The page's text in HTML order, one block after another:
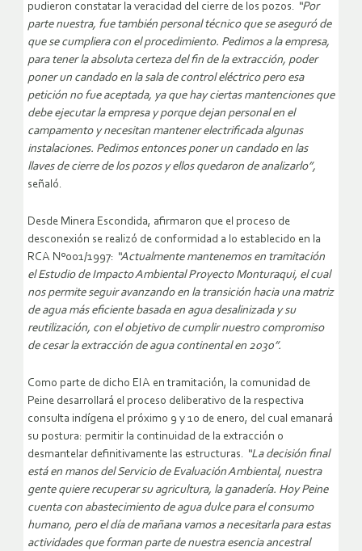
pudieron constatar la veracidad del cierre de los pozos. “Por
parte nuestra, fue también personal técnico que se aseguró de
que se cumpliera con el procedimiento. Pedimos a la empresa,
para tener la absoluta certeza del fin de la extracción, poder
poner un candado en la sala de control eléctrico pero esa
petición no fue aceptada, ya que hay ciertas mantenciones que
debe ejecutar la empresa y porque dejan personal en el
campamento y necesitan mantener electrificada algunas
instalaciones. Pedimos entonces poner un candado en las
llaves de cierre de los pozos y ellos quedaron de analizarlo”,
señaló.
Desde Minera Escondida, afirmaron que el proceso de
desconexión se realizó de conformidad a lo establecido en la
RCA Nº001/1997: “Actualmente mantenemos en tramitación
el Estudio de Impacto Ambiental Proyecto Monturaqui, el cual
nos permite seguir avanzando en la transición hacia una matriz
de agua más eficiente basada en agua desalinizada y su
reutilización, con el objetivo de cumplir nuestro compromiso
de cesar la extracción de agua continental en 2030”.
Como parte de dicho EIA en tramitación, la comunidad de
Peine desarrollará el proceso deliberativo de la respectiva
consulta indígena el próximo 9 y 10 de enero, del cual emanará
su postura: permitir la continuidad de la extracción o
desmantelar definitivamente las estructuras. “La decisión final
está en manos del Servicio de Evaluación Ambiental, nuestra
gente quiere recuperar su agricultura, la ganadería. Hoy Peine
cuenta con abastecimiento de agua dulce para el consumo
humano, pero el día de mañana vamos a necesitarla para estas
actividades que forman parte de nuestra esencia ancestral